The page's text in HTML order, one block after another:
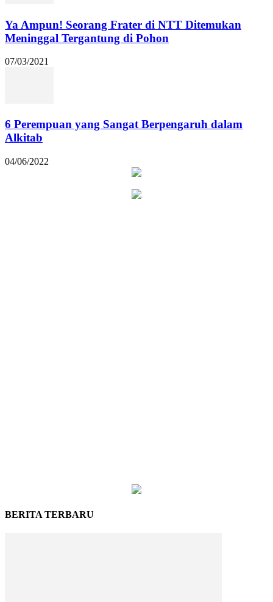
Ya Ampun! Seorang Frater di NTT Ditemukan
Meninggal Tergantung di Pohon
07/03/2021
6 Perempuan yang Sangat Berpengaruh dalam
Alkitab
04/06/2022
BERITA TERBARU